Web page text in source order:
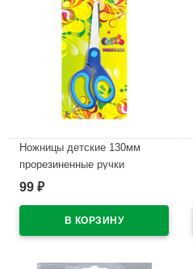
Ножницы детские 130мм
прорезиненные ручки
deVENTE Космо (Cosmo) арт
99 ₽